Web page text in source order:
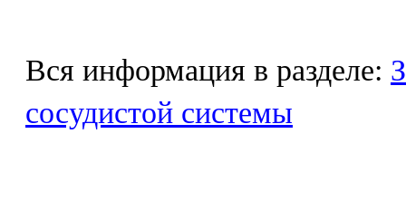
Вся информация в разделе:
сосудистой системы